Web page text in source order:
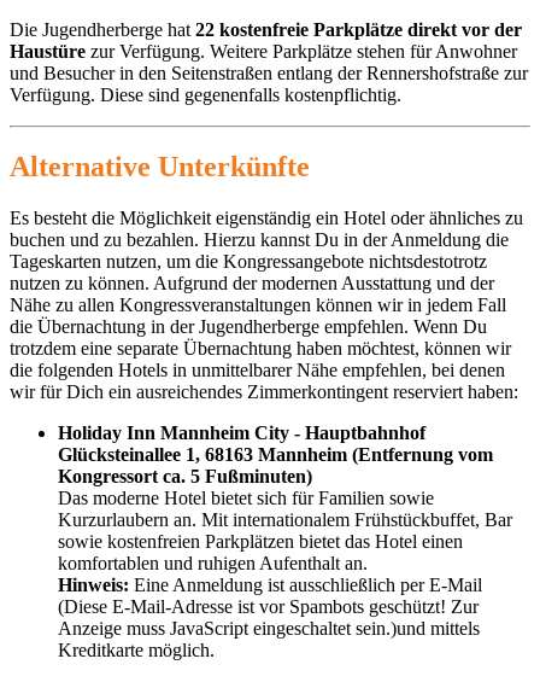
Die Jugendherberge hat 22 kostenfreie Parkplätze direkt vor der
Haustüre zur Verfügung. Weitere Parkplätze stehen für Anwohner
und Besucher in den Seitenstraßen entlang der Rennershofstraße zur
Verfügung. Diese sind gegenenfalls kostenpflichtig.
Alternative Unterkünfte
Es besteht die Möglichkeit eigenständig ein Hotel oder ähnliches zu
buchen und zu bezahlen. Hierzu kannst Du in der Anmeldung die
Tageskarten nutzen, um die Kongressangebote nichtsdestotrotz
nutzen zu können. Aufgrund der modernen Ausstattung und der
Nähe zu allen Kongressveranstaltungen können wir in jedem Fall
die Übernachtung in der Jugendherberge empfehlen. Wenn Du
trotzdem eine separate Übernachtung haben möchtest, können wir
die folgenden Hotels in unmittelbarer Nähe empfehlen, bei denen
wir für Dich ein ausreichendes Zimmerkontingent reserviert haben:
Holiday Inn Mannheim City - Hauptbahnhof
Glücksteinallee 1, 68163 Mannheim (Entfernung vom
Kongressort ca. 5 Fußminuten)
Das moderne Hotel bietet sich für Familien sowie
Kurzurlaubern an. Mit internationalem Frühstückbuffet, Bar
sowie kostenfreien Parkplätzen bietet das Hotel einen
komfortablen und ruhigen Aufenthalt an.
Hinweis: Eine Anmeldung ist ausschließlich per E-Mail
(Diese E-Mail-Adresse ist vor Spambots geschützt! Zur
Anzeige muss JavaScript eingeschaltet sein.)und mittels
Kreditkarte möglich.